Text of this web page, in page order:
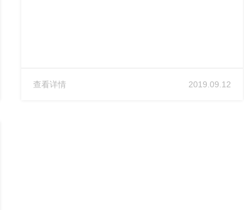
查看详情 2019.09.12